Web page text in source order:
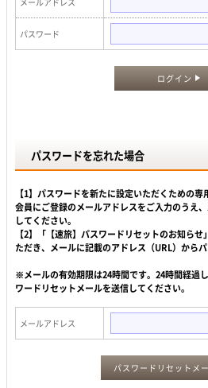
パスワード
ログイン
パスワードを忘れた場合
【1】パスワードを新たに設定いただくための
会員にご登録のメールアドレスをご入力のうえ
してください。
【2】「【速旅】パスワードリセットのお知ら
ただき、メールに記載のアドレス（URL）から
※メールの有効期限は24時間です。24時間経過
ワードリセットメールを送信してください。
メールアドレス
パスワードリセットメ